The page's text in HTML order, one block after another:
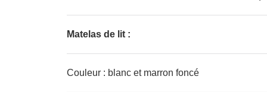
Matelas de lit :
Couleur : blanc et marron foncé